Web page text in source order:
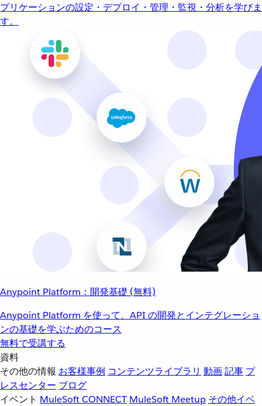
プリケーションの設定・デプロイ・管理・監視・分析を学びま
す。
Anypoint Platform：開発基礎 (無料)
Anypoint Platform を使って、API の開発とインテグレーショ
ンの基礎を学ぶためのコース
無料で受講する
資料
その他の情報 お客様事例 コンテンツライブラリ 動画記事 プ
レスセンター ブログ
イベント MuleSoft CONNECT MuleSoft Meetup その他イベ